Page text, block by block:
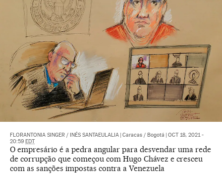
FLORANTONIA SINGER / INÉS SANTAEULALIA Caracas / Bogotá
OCT 18, 2021 -
20:59 EDT
O empresário é a pedra angular para desvendar uma rede
de corrupção que começou com Hugo Chávez e cresceu
com as sanções impostas contra a Venezuela